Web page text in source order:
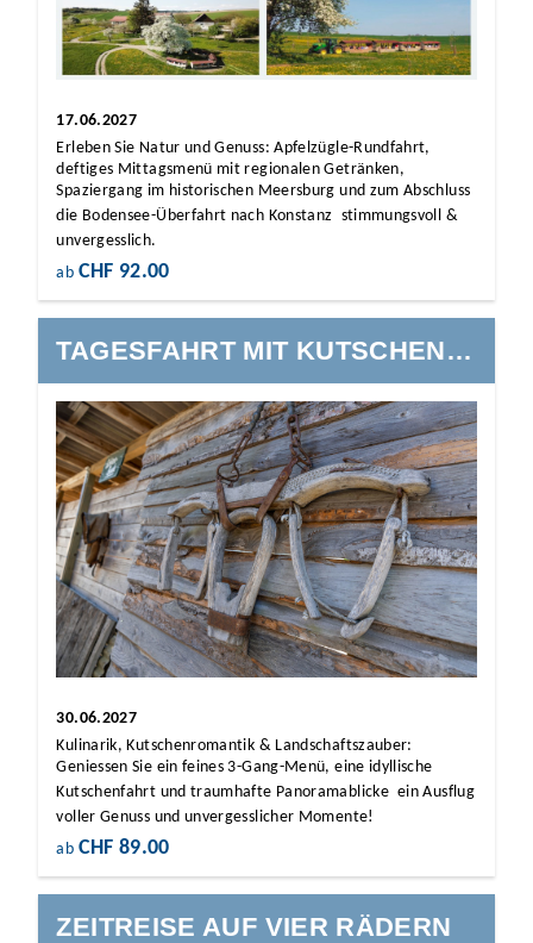
17.06.2027
Erleben Sie Natur und Genuss: Apfelzügle-Rundfahrt,
deftiges Mittagsmenü mit regionalen Getränken,
Spaziergang im historischen Meersburg und zum Abschluss
die Bodensee-Überfahrt nach Konstanz  stimmungsvoll &
unvergesslich.
ab CHF 92.00
TAGESFAHRT MIT KUTSCHENFAHRT
30.06.2027
Kulinarik, Kutschenromantik & Landschaftszauber:
Geniessen Sie ein feines 3-Gang-Menü, eine idyllische
Kutschenfahrt und traumhafte Panoramablicke  ein Ausflug
voller Genuss und unvergesslicher Momente!
ab CHF 89.00
ZEITREISE AUF VIER RÄDERN